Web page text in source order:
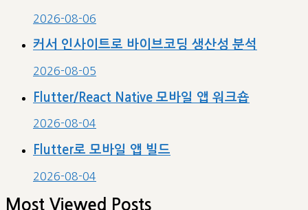
2026-08-06
커서 인사이트로 바이브코딩 생산성 분석
2026-08-05
Flutter/React Native 모바일 앱 워크숍
2026-08-04
Flutter로 모바일 앱 빌드
2026-08-04
Most Viewed Posts